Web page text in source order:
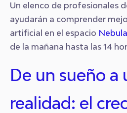
Un elenco de profesionales
ayudarán a comprender
artificial en el espacio
de la mañana hasta las 14
De un sueño a
realidad: el